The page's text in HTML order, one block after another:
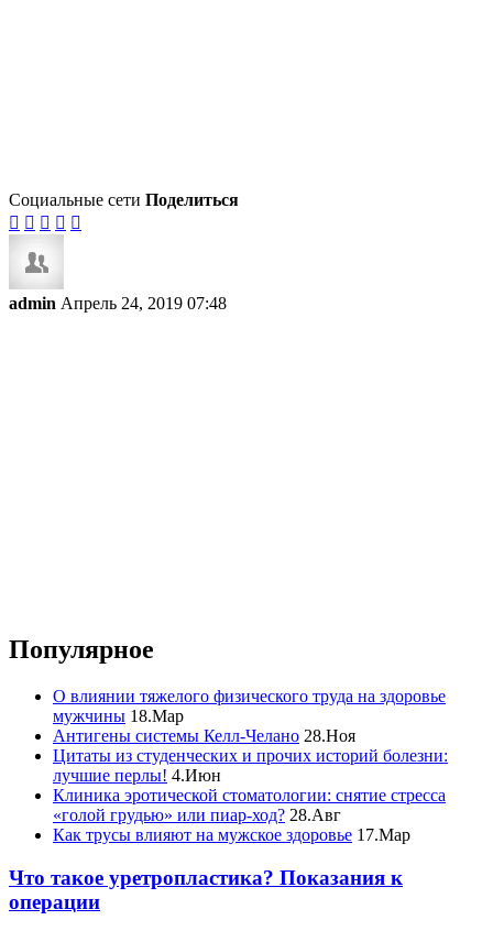
Социальные сети Поделиться
    
admin Апрель 24, 2019 07:48
Популярное
О влиянии тяжелого физического труда на здоровье
мужчины 18.Мар
Антигены системы Келл-Челано 28.Ноя
Цитаты из студенческих и прочих историй болезни:
лучшие перлы! 4.Июн
Клиника эротической стоматологии: снятие стресса
«голой грудью» или пиар-ход? 28.Авг
Как трусы влияют на мужское здоровье 17.Мар
Что такое уретропластика? Показания к
операции